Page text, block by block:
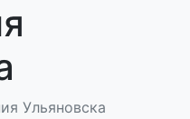
Ульяновска